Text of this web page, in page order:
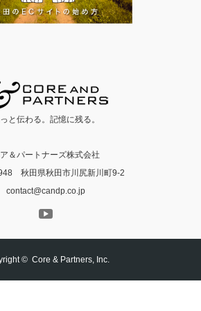
と伝わる。記憶に残る。
＆パートナーズ株式会社
秋田県秋田市川尻新川町9-2
contact@candp.co.jp
© Core & Partners, Inc.